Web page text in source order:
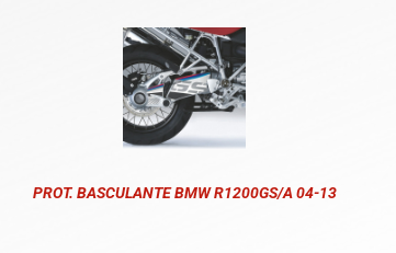
PROT. BASCULANTE BMW R1200GS/A 04-13